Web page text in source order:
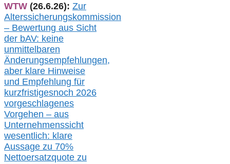
WTW (26.6.26): Zur
Alterssicherungskommission
– Bewertung aus Sicht
der bAV: keine
unmittelbaren
Änderungsempfehlungen,
aber klare Hinweise
und Empfehlung für
kurzfristigesnoch 2026
vorgeschlagenes
Vorgehen – aus
Unternehmenssicht
wesentlich: klare
Aussage zu 70%
Nettoersatzquote zu